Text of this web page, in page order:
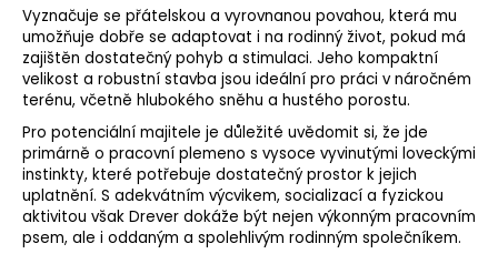
Vyznačuje se přátelskou a vyrovnanou povahou, která mu
umožňuje dobře se adaptovat i na rodinný život, pokud má
zajištěn dostatečný pohyb a stimulaci. Jeho kompaktní
velikost a robustní stavba jsou ideální pro práci v náročném
terénu, včetně hlubokého sněhu a hustého porostu.
Pro potenciální majitele je důležité uvědomit si, že jde
primárně o pracovní plemeno s vysoce vyvinutými loveckými
instinkty, které potřebuje dostatečný prostor k jejich
uplatnění. S adekvátním výcvikem, socializací a fyzickou
aktivitou však Drever dokáže být nejen výkonným pracovním
psem, ale i oddaným a spolehlivým rodinným společníkem.